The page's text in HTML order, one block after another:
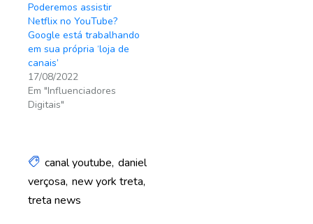
Poderemos assistir
Netflix no YouTube?
Google está trabalhando
em sua própria ‘loja de
canais’
17/08/2022
Em "Influenciadores
Digitais"
canal youtube daniel
verçosa new york treta
treta news